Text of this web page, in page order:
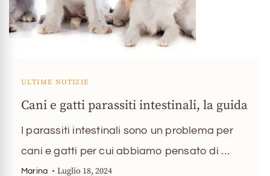
ULTIME NOTIZIE
Cani e gatti parassiti intestinali, la guida
I parassiti intestinali sono un problema per
cani e gatti per cui abbiamo pensato di …
Marina Luglio 18, 2024